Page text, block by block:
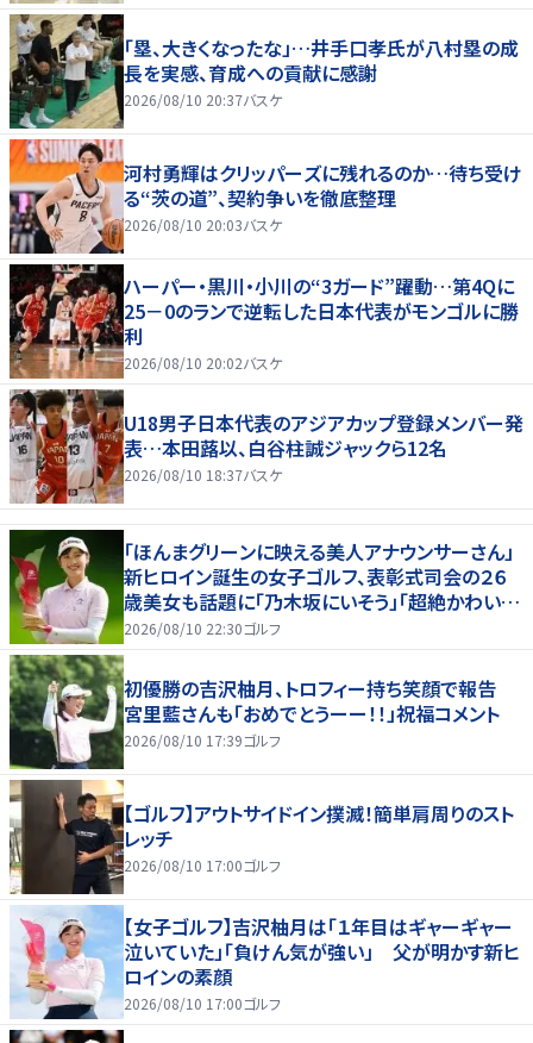
「塁、大きくなったな」…井手口孝氏が八村塁の成
長を実感、育成への貢献に感謝
2026/08/10 20:37バスケ
河村勇輝はクリッパーズに残れるのか…待ち受け
る“茨の道”、契約争いを徹底整理
2026/08/10 20:03バスケ
ハーパー・黒川・小川の“3ガード”躍動…第4Qに
25－0のランで逆転した日本代表がモンゴルに勝
利
2026/08/10 20:02バスケ
U18男子日本代表のアジアカップ登録メンバー発
表…本田蕗以、白谷柱誠ジャックら12名
2026/08/10 18:37バスケ
「ほんまグリーンに映える美人アナウンサーさん」
新ヒロイン誕生の女子ゴルフ、表彰式司会の２６
歳美女も話題に「乃木坂にいそう」「超絶かわい
い」「スーツもお似合いです」
2026/08/10 22:30ゴルフ
初優勝の吉沢柚月、トロフィー持ち笑顔で報告
宮里藍さんも「おめでとうーー！！」祝福コメント
2026/08/10 17:39ゴルフ
【ゴルフ】アウトサイドイン撲滅！簡単肩周りのスト
レッチ
2026/08/10 17:00ゴルフ
【女子ゴルフ】吉沢柚月は「１年目はギャーギャー
泣いていた」「負けん気が強い」 父が明かす新ヒ
ロインの素顔
2026/08/10 17:00ゴルフ